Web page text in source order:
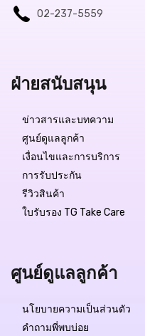
02-237-5559
ฝ่ายสนับสนุน
ข่าวสารและบทความ
ศูนย์ดูแลลูกค้า
เงื่อนไขและการบริการ
การรับประกัน
รีวิวสินค้า
ใบรับรอง TG Take Care
ศูนย์ดูแลลูกค้า
นโยบายความเป็นส่วนตัว
คำถามพี่พบบ่อย